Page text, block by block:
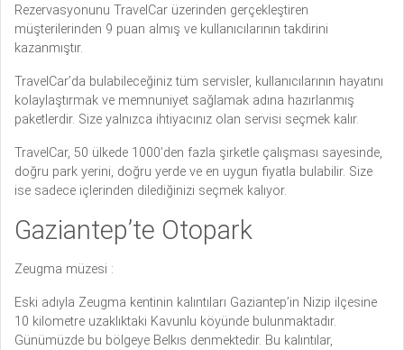
Rezervasyonunu TravelCar üzerinden gerçekleştiren
müşterilerinden 9 puan almış ve kullanıcılarının takdirini
kazanmıştır.
TravelCar’da bulabileceğiniz tüm servisler, kullanıcılarının hayatını
kolaylaştırmak ve memnuniyet sağlamak adına hazırlanmış
paketlerdir. Size yalnızca ihtiyacınız olan servisi seçmek kalır.
TravelCar, 50 ülkede 1000’den fazla şirketle çalışması sayesinde,
doğru park yerini, doğru yerde ve en uygun fiyatla bulabilir. Size
ise sadece içlerinden dilediğinizi seçmek kalıyor.
Gaziantep’te Otopark
Zeugma müzesi :
Eski adıyla Zeugma kentinin kalıntıları Gaziantep’in Nizip ilçesine
10 kilometre uzaklıktaki Kavunlu köyünde bulunmaktadır.
Günümüzde bu bölgeye Belkıs denmektedir. Bu kalıntılar,